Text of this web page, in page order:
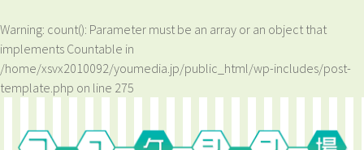
Warning: count(): Parameter must be an array or an object that
implements Countable in
/home/xsvx2010092/youmedia.jp/public_html/wp-includes/post-
template.php on line 275